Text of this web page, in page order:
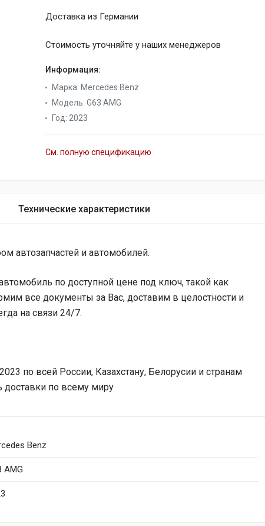
Доставка из Германии
Стоимость уточняйте у наших менеджеров
Информация:
Марка: Mercedes Benz
Модель: G63 AMG
Год: 2023
См. полную спецификацию
Технические характеристики
автозапчастей и автомобилей.
по доступной цене под ключ, такой как
все документы за Вас, доставим в целостности и
на связи 24/7.
по всей России, Казахстану, Белорусии и странам
доставки по всему миру
Benz
AMG